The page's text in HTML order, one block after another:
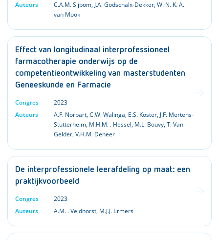
Auteurs
C.A.M. Sijbom, J.A. Godschalx-Dekker,W. N. K. A.
van Mook
Effect van longitudinaal interprofessioneel
farmacotherapie onderwijs op de
competentieontwikkeling van masterstudenten
Geneeskunde en Farmacie
Congres
2023
Auteurs
A.F. Norbart,C.W. Walinga, E.S. Koster, J.F. Mertens-
Stutterheim, M.H.M. . Hessel, M.L. Bouvy,T. Van
Gelder,V.H.M. Deneer
De interprofessionele leerafdeling op maat: een
praktijkvoorbeeld
Congres
2023
Auteurs
A.M. . Veldhorst, M.J.J. Ermers